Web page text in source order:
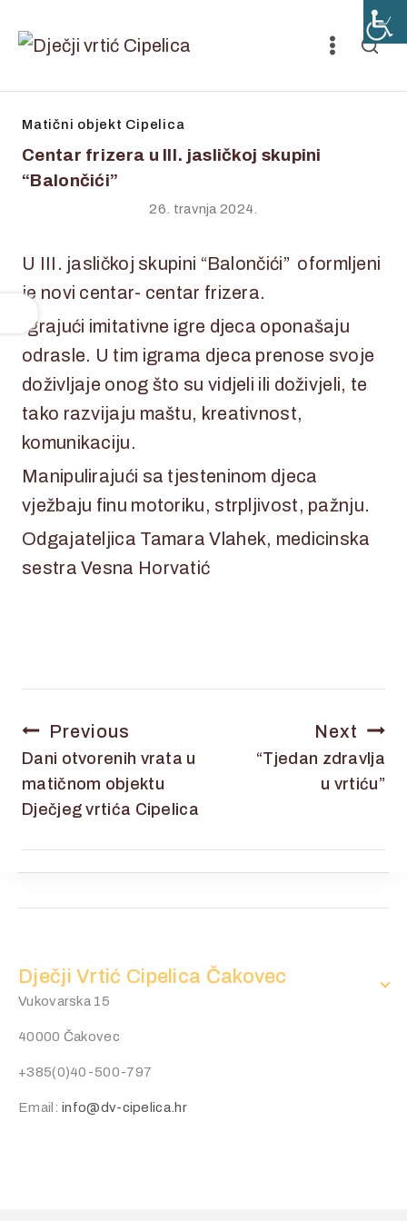
Matični objekt Cipelica
Centar frizera u III. jasličkoj skupini
“Balončići”
26. travnja 2024.
U III. jasličkoj skupini “Balončići” oformljeni
je novi centar- centar frizera.
Igrajući imitativne igre djeca oponašaju
odrasle. U tim igrama djeca prenose svoje
doživljaje onog što su vidjeli ili doživjeli, te
tako razvijaju maštu, kreativnost,
komunikaciju.
Manipulirajući sa tjesteninom djeca
vježbaju finu motoriku, strpljivost, pažnju.
Odgajateljica Tamara Vlahek, medicinska
sestra Vesna Horvatić
Previous
Dani otvorenih vrata u
matičnom objektu
Dječjeg vrtića Cipelica
Next
“Tjedan zdravlja
u vrtiću”
Dječji Vrtić Cipelica Čakovec
Vukovarska 15
40000 Čakovec
+385(0)40-500-797
Email:info@dv-cipelica.hr